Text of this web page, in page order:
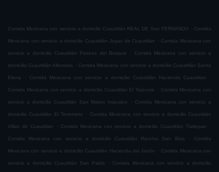
Comida Mexicana con servicio a domicilio Cuautitlán REAL DE San FERNANDO . Comida
Mexicana con servicio a domicilio Cuautitlán Joyas de Cuautitlan . Comida Mexicana con
servicio a domicilio Cuautitlán Paseos del Bosque . Comida Mexicana con servicio a
domicilio Cuautitlán Alborada . Comida Mexicana con servicio a domicilio Cuautitlán Santa
Elena . Comida Mexicana con servicio a domicilio Cuautitlán Hacienda Cuautitlan .
Comida Mexicana con servicio a domicilio Cuautitlán El Tejocote . Comida Mexicana con
servicio a domicilio Cuautitlán San Mateo Ixtacalco . Comida Mexicana con servicio a
domicilio Cuautitlán El Terremoto . Comida Mexicana con servicio a domicilio Cuautitlán
Villas de Cuautitlan . Comida Mexicana con servicio a domicilio Cuautitlán Tlaltepan .
Comida Mexicana con servicio a domicilio Cuautitlán Rancho San Blas . Comida
Mexicana con servicio a domicilio Cuautitlán Hacienda del Jardín . Comida Mexicana con
servicio a domicilio Cuautitlán San Pablo . Comida Mexicana con servicio a domicilio